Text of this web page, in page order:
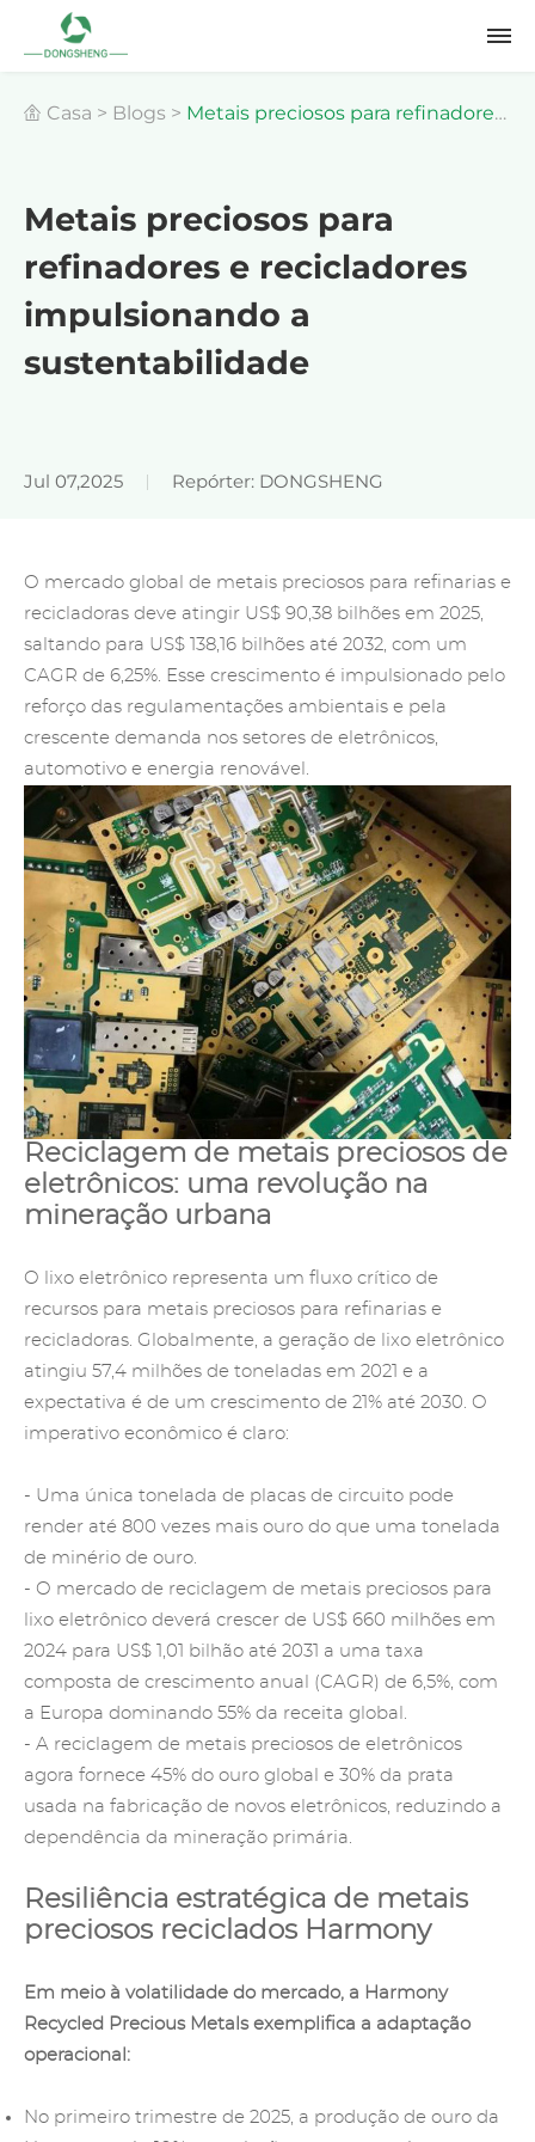
Casa > Blogs > Metais preciosos para refinadores
Metais preciosos para
refinadores e recicladores
impulsionando a
sustentabilidade
Jul 07,2025 Repórter: DONGSHENG
O mercado global de metais preciosos para refinarias e
recicladoras deve atingir US$ 90,38 bilhões em 2025,
saltando para US$ 138,16 bilhões até 2032, com um
CAGR de 6,25%. Esse crescimento é impulsionado pelo
reforço das regulamentações ambientais e pela
crescente demanda nos setores de eletrônicos,
automotivo e energia renovável.
Reciclagem de metais preciosos de
eletrônicos: uma revolução na
mineração urbana
O lixo eletrônico representa um fluxo crítico de
recursos para metais preciosos para refinarias e
recicladoras. Globalmente, a geração de lixo eletrônico
atingiu 57,4 milhões de toneladas em 2021 e a
expectativa é de um crescimento de 21% até 2030. O
imperativo econômico é claro:
- Uma única tonelada de placas de circuito pode
render até 800 vezes mais ouro do que uma tonelada
de minério de ouro.
- O mercado de reciclagem de metais preciosos para
lixo eletrônico deverá crescer de US$ 660 milhões em
2024 para US$ 1,01 bilhão até 2031 a uma taxa
composta de crescimento anual (CAGR) de 6,5%, com
a Europa dominando 55% da receita global.
- A reciclagem de metais preciosos de eletrônicos
agora fornece 45% do ouro global e 30% da prata
usada na fabricação de novos eletrônicos, reduzindo a
dependência da mineração primária.
Resiliência estratégica de metais
preciosos reciclados Harmony
Em meio à volatilidade do mercado, a Harmony
Recycled Precious Metals exemplifica a adaptação
operacional:
No primeiro trimestre de 2025, a produção de ouro da